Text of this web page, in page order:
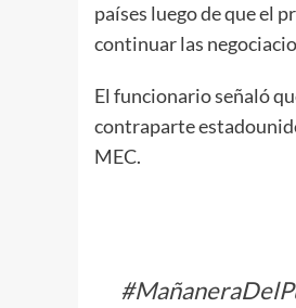
países luego de que el
continuar las
El funcionario señaló
contraparte
MEC.